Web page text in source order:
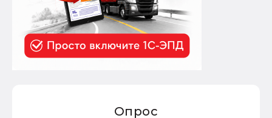
Опрос